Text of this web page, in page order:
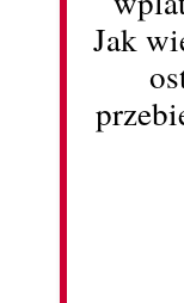
Jak